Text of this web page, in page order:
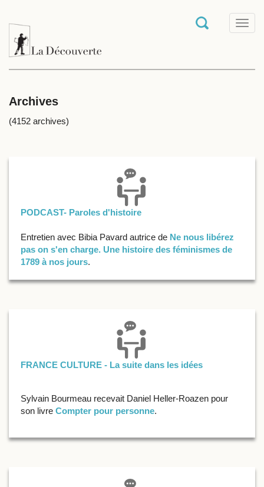
T
o
Archives
(4152 archives)
PODCAST- Paroles d'histoire
Entretien avec Bibia Pavard autrice de Ne nous libérez
pas on s'en charge. Une histoire des féminismes de
1789 à nos jours.
FRANCE CULTURE - La suite dans les idées
Sylvain Bourmeau recevait Daniel Heller-Roazen pour
son livre Compter pour personne.